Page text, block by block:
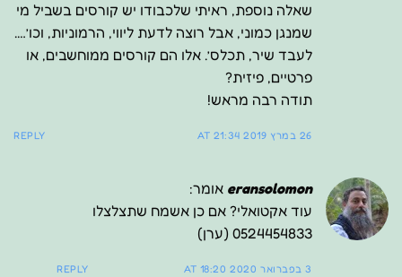
שאלה נוספת, ראיתי שלכבודו יש קורסים בשביל מי
שמנגן כמוני, אבל רוצה לדעת ליווי, הרמוניות, וכו’….
לעבד שיר, תכלס’. אלו הם קורסים ממוחשבים, או
פרטיים, פיזית?
תודה רבה מראש!
26 במרץ 2019 AT 21:34 REPLY
eransolomon אומר:
עוד אקטואלי? אם כן אשמח שתצלצלו
0524454833 (ערן)
3 בפברואר 2020 AT 18:20 REPLY